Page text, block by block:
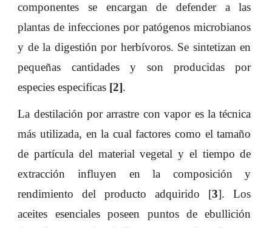
componentes se encargan de defender a las
plantas de infecciones por patógenos microbianos
y de la digestión por herbívoros. Se sintetizan en
pequeñas cantidades y son producidas por
especies especificas [2].
La destilación por arrastre con vapor es la técnica
más utilizada, en la cual factores como el tamaño
de partícula del material vegetal y el tiempo de
extracción influyen en la composición y
rendimiento del producto adquirido [3]. Los
aceites esenciales poseen puntos de ebullición